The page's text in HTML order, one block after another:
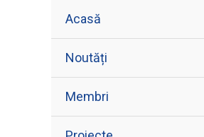
Acasă
Noutăți
Membri